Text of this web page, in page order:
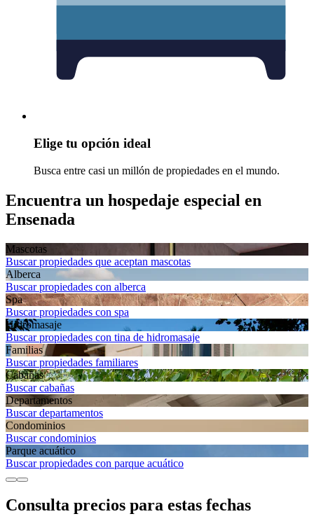
Elige tu opción ideal
Busca entre casi un millón de propiedades en el mundo.
Encuentra un hospedaje especial en
Ensenada
Mascotas
Buscar propiedades que aceptan mascotas
Alberca
Buscar propiedades con alberca
Spa
Buscar propiedades con spa
Hidromasaje
Buscar propiedades con tina de hidromasaje
Familias
Buscar propiedades familiares
Cabañas
Buscar cabañas
Departa­mentos
Buscar departamentos
Condominios
Buscar condominios
Parque acuático
Buscar propiedades con parque acuático
Consulta precios para estas fechas